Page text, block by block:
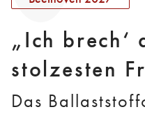
„Ich brech‘
stolzesten
Das